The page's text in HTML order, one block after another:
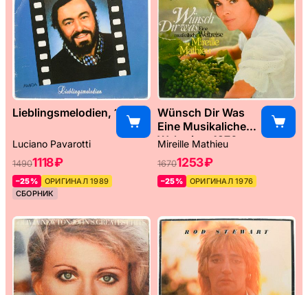
Lieblingsmelodien, 1989
Luciano Pavarotti
14901118 ₽
–25%
ОРИГИНАЛ 1989
СБОРНИК
Wünsch Dir Was
Eine Musikaliche
Weltreise, 1976
Mireille Mathieu
16701253 ₽
–25% ОРИГИНАЛ 1976